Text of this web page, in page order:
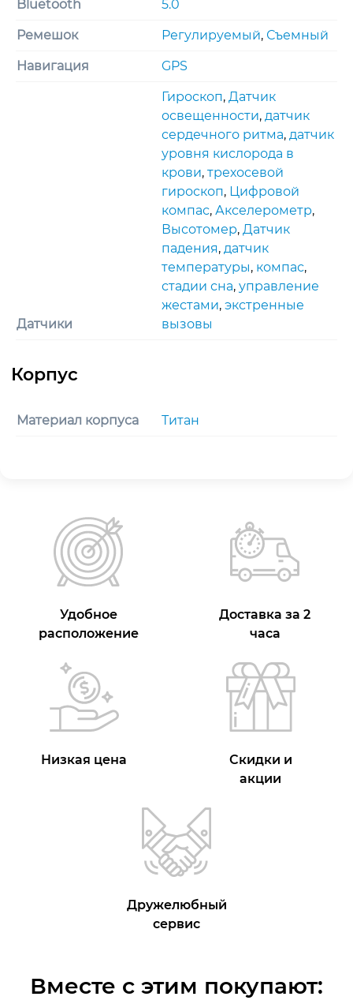
Bluetooth 5.0
Ремешок Регулируемый, Съемный
Навигация GPS
Датчики
Гироскоп, Датчик
освещенности, датчик
сердечного ритма, датчик
уровня кислорода в
крови, трехосевoй
гироскоп, Цифровой
компас, Акселерометр,
Высотомер, Датчик
падения, датчик
температуры, компас,
стадии сна, управление
жестами, экстренные
вызовы
Материал корпуса Титан
Удобное
расположение
Доставка за 2
часа
Низкая цена
Скидки и
акции
Дружелюбный
сервис
Вместе с этим покупают: